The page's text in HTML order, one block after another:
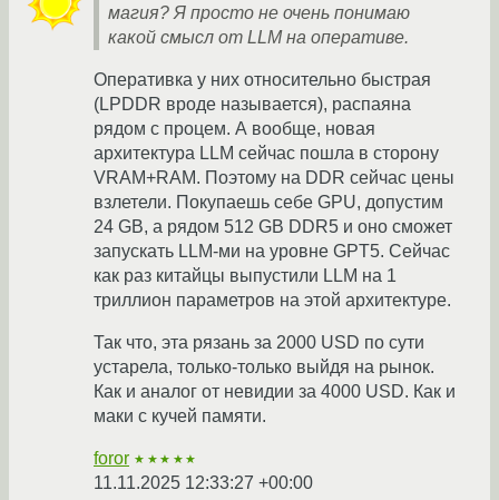
магия? Я просто не очень понимаю
какой смысл от LLM на оперативе.
Оперативка у них относительно быстрая
(LPDDR вроде называется), распаяна
рядом с процем. А вообще, новая
архитектура LLM сейчас пошла в сторону
VRAM+RAM. Поэтому на DDR сейчас цены
взлетели. Покупаешь себе GPU, допустим
24 GB, а рядом 512 GB DDR5 и оно сможет
запускать LLM-ми на уровне GPT5. Сейчас
как раз китайцы выпустили LLM на 1
триллион параметров на этой архитектуре.
Так что, эта рязань за 2000 USD по сути
устарела, только-только выйдя на рынок.
Как и аналог от невидии за 4000 USD. Как и
маки с кучей памяти.
foror ★★★★★
11.11.2025 12:33:27 +00:00